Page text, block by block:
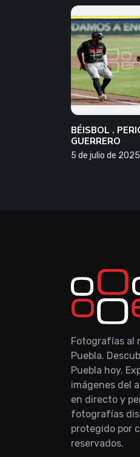
BÉISBOL .
GUERRERO
5 de julio de 2025
Fotografías al
Puebla.
Puebla hoy.
imágenes del
en directo y
fotografías
protegido por
reservados.